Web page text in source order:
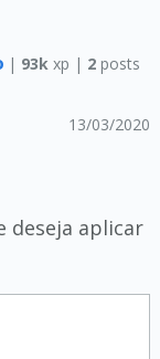
| 93k xp | 2posts
13/03/2020
deseja aplicar